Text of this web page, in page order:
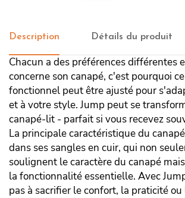
Description Détails du produit
Chacun a des préférences différentes
concerne son canapé, c'est pourquoi
fonctionnel peut être ajusté pour
et à votre style. Jump peut se
canapé-lit - parfait si vous recevez
La principale caractéristique du
dans ses sangles en cuir, qui non
soulignent le caractère du canapé
la fonctionnalité essentielle. Avec
pas à sacrifier le confort, la praticité